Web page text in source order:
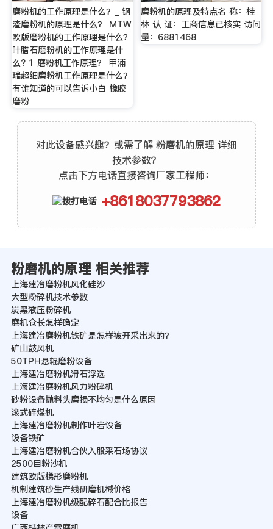
磨粉机的工作原理是什么？_ 钢
渣磨粉机的原理是什么？ MTW
欧版磨粉机的工作原理是什么？
叶腊石磨粉机的工作原理是什
么? 1 磨粉机工作原理？ 甲浦
瑞超细磨粉机工作原理是什么？
有谁知道的可以告诉小白 橡胶
磨粉
磨粉机的原理及特点名 称：桂
林 认 证：工商信息已核实 访问
量：6881468
对此设备感兴趣？或需了解 粉磨机的原理 详细
技术参数？
点击下方电话直接咨询厂家工程师：
+8618037793862
粉磨机的原理 相关推荐
上海建冶磨粉机风化硅沙
大型粉碎机技术参数
炭黑液压粉碎机
磨机仓长怎样确定
上海建冶磨粉机铁矿是怎样被开采出来的？
矿山鼓风机
50TPH悬辊磨粉设备
上海建冶磨粉机滑石浮选
上海建冶磨粉机风力粉碎机
砂粉设备抛料头磨损不均匀是什么原因
滚式碎煤机
上海建冶磨粉机制作叶岩设备
设备铁矿
上海建冶磨粉机合伙入股采石场协议
2500目粉沙机
建筑欧版梯形磨粉机
机制建筑砂生产线研磨机械价格
上海建冶磨粉机级配碎石配合比报告
设备